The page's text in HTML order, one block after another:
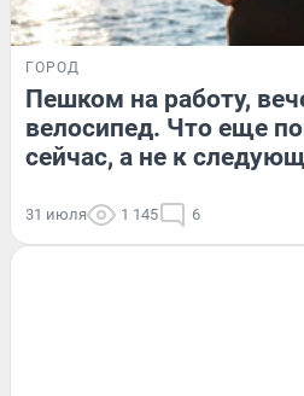
ГОРОД
Пешком на работу,
велосипед. Что еще
сейчас, а не к
31 июля 1 145 6